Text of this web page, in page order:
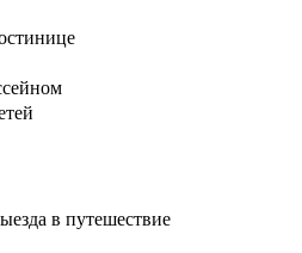
в путешествие